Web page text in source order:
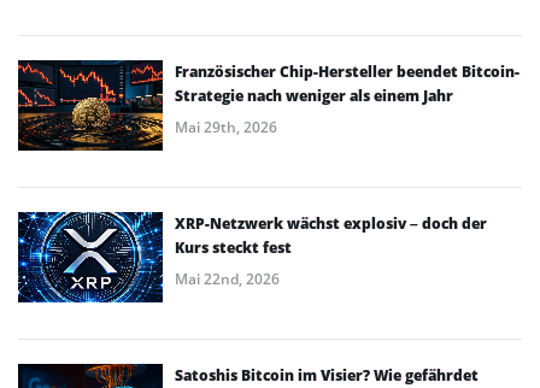
Französischer Chip-Hersteller beendet Bitcoin-
Strategie nach weniger als einem Jahr
Mai 29th, 2026
XRP-Netzwerk wächst explosiv – doch der
Kurs steckt fest
Mai 22nd, 2026
Satoshis Bitcoin im Visier? Wie gefährdet